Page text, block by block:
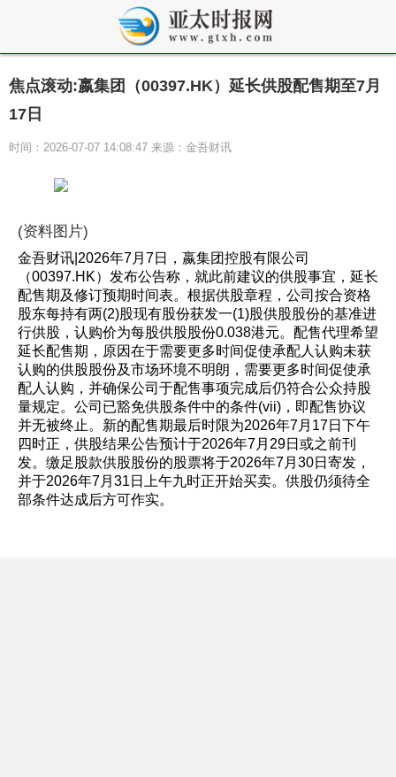
焦点滚动:嬴集团（00397.HK）延长供股配售期至7月
17日
时间：2026-07-07 14:08:47 来源：金吾财讯
(资料图片)
金吾财讯|2026年7月7日，嬴集团控股有限公司
（00397.HK）发布公告称，就此前建议的供股事宜，延长
配售期及修订预期时间表。根据供股章程，公司按合资格
股东每持有两(2)股现有股份获发一(1)股供股股份的基准进
行供股，认购价为每股供股股份0.038港元。配售代理希望
延长配售期，原因在于需要更多时间促使承配人认购未获
认购的供股股份及市场环境不明朗，需要更多时间促使承
配人认购，并确保公司于配售事项完成后仍符合公众持股
量规定。公司已豁免供股条件中的条件(vii)，即配售协议
并无被终止。新的配售期最后时限为2026年7月17日下午
四时正，供股结果公告预计于2026年7月29日或之前刊
发。缴足股款供股股份的股票将于2026年7月30日寄发，
并于2026年7月31日上午九时正开始买卖。供股仍须待全
部条件达成后方可作实。